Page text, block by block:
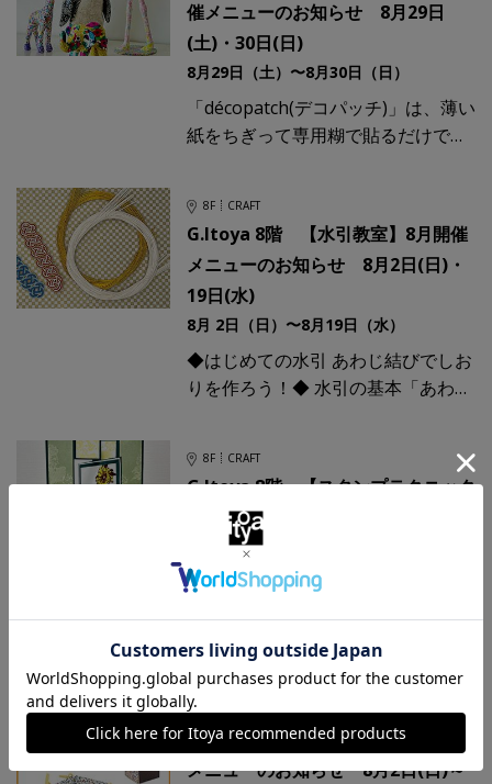
催メニューのお知らせ 8月29日
(土)・30日(日)
8月29日（土）〜8月30日（日）
「décopatch(デコパッチ)」は、薄い
紙をちぎって専用糊で貼るだけで、
楽しんでいただける
8F CRAFT
G.Itoya 8階 【水引教室】8月開催
メニューのお知らせ 8月2日(日)・
19日(水)
8月 2日（日）〜8月19日（水）
◆はじめての水引 あわじ結びでしお
りを作ろう！◆ 水引の基本「あわじ
りにくい最初の一歩。じっく
8F CRAFT
G.Itoya 8階 【スタンプテクニック
教室】8月開催メニューのお知ら
せ 8月28日(金)
8月28日（金）〜8月28日（金）
ューのお知らせ】 ～A Touch of
Summer～ どこか儚げで、夏の終わ
りを感じさせるヒマワリのカードを
作ります。カー
8F CRAFT
G.Itoya 8階 パピエリウム 8月開催
メニューのお知らせ 8月2日(日)～